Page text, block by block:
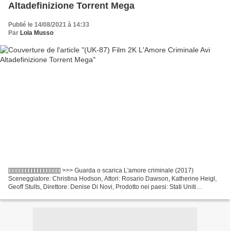
Altadefinizione Torrent Mega
Publié le 14/08/2021 à 14:33
Par Lola Musso
[][][][][][][][][][][][][][][][][] >>> Guarda o scarica L'amore criminale (2017)
Sceneggiatore: Christina Hodson, Attori: Rosario Dawson, Katherine Heigl,
Geoff Stults, Direttore: Denise Di Novi, Prodotto nei paesi: Stati Uniti